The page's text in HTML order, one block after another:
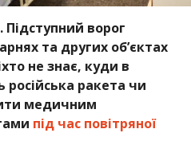
Підступний ворог
та других об’єктах
не знає, куди в
російська ракета чи
медичним
під час повітряної